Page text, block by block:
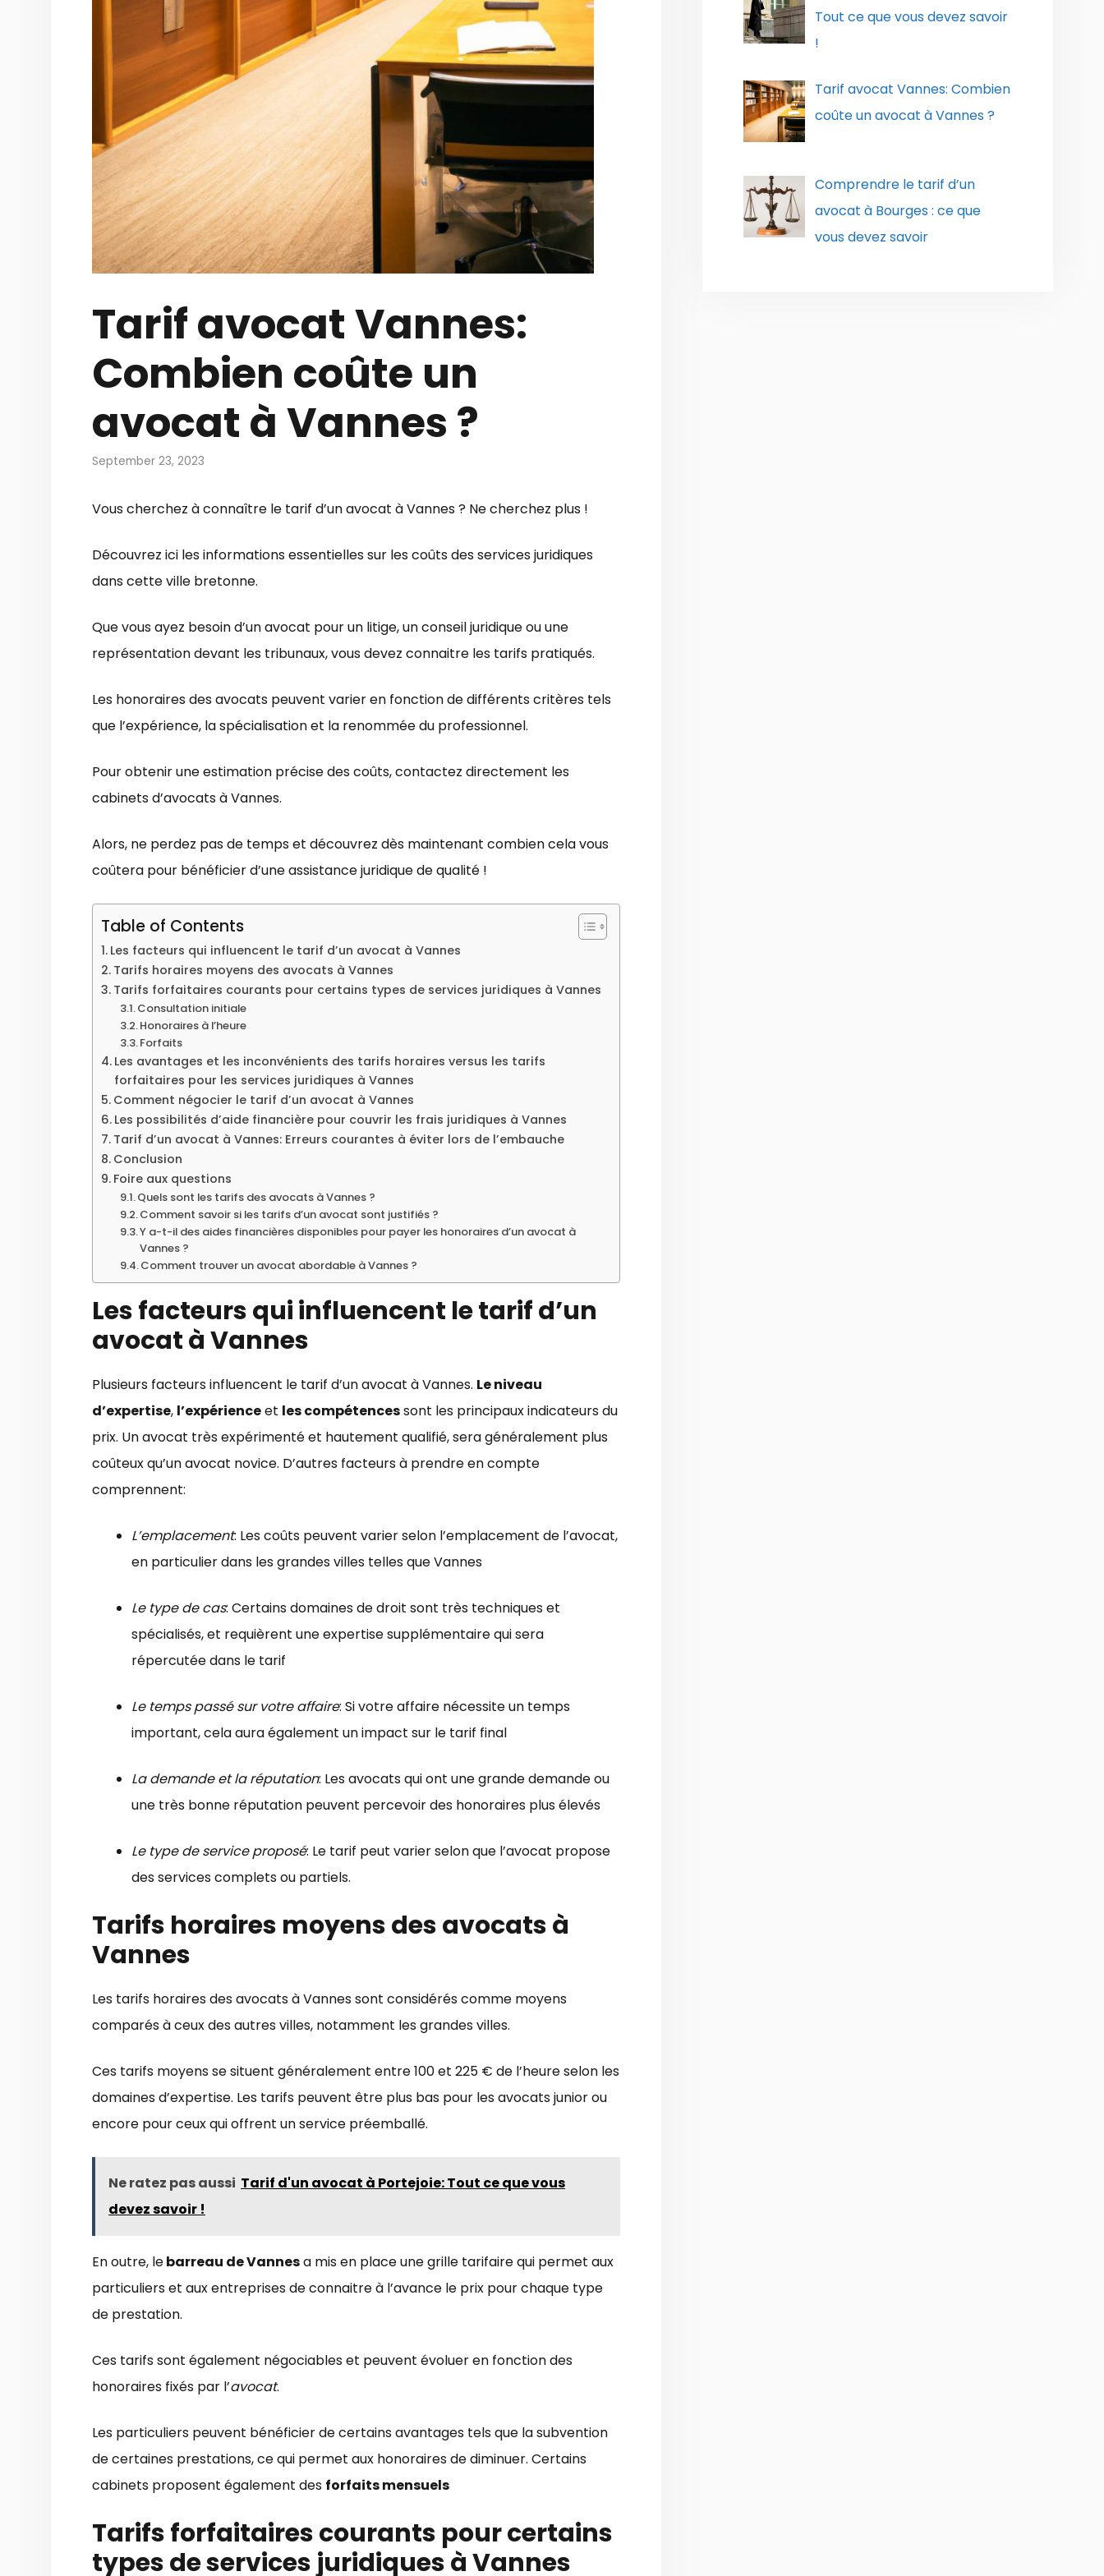
Tarif avocat Vannes:
Combien coûte un
avocat à Vannes ?
September 23, 2023
Vous cherchez à connaître le tarif d’un avocat à Vannes ? Ne cherchez plus !
Découvrez ici les informations essentielles sur les coûts des services juridiques
dans cette ville bretonne.
Que vous ayez besoin d’un avocat pour un litige, un conseil juridique ou une
représentation devant les tribunaux, vous devez connaitre les tarifs pratiqués.
Les honoraires des avocats peuvent varier en fonction de différents critères tels
que l’expérience, la spécialisation et la renommée du professionnel.
Pour obtenir une estimation précise des coûts, contactez directement les
cabinets d’avocats à Vannes.
Alors, ne perdez pas de temps et découvrez dès maintenant combien cela vous
coûtera pour bénéficier d’une assistance juridique de qualité !
Table of Contents
Les facteurs qui influencent le tarif d’un avocat à Vannes
Tarifs horaires moyens des avocats à Vannes
Tarifs forfaitaires courants pour certains types de services juridiques à Vannes
Consultation initiale
Honoraires à l’heure
Forfaits
Les avantages et les inconvénients des tarifs horaires versus les tarifs
forfaitaires pour les services juridiques à Vannes
Comment négocier le tarif d’un avocat à Vannes
Les possibilités d’aide financière pour couvrir les frais juridiques à Vannes
Tarif d’un avocat à Vannes: Erreurs courantes à éviter lors de l’embauche
Conclusion
Foire aux questions
Quels sont les tarifs des avocats à Vannes ?
Comment savoir si les tarifs d’un avocat sont justifiés ?
Y a-t-il des aides financières disponibles pour payer les honoraires d’un avocat à
Vannes ?
Comment trouver un avocat abordable à Vannes ?
Les facteurs qui influencent le tarif d’un
avocat à Vannes
Plusieurs facteurs influencent le tarif d’un avocat à Vannes. Le niveau
d’expertise, l’expérienceet les compétencessont les principaux indicateurs du
prix. Un avocat très expérimenté et hautement qualifié, sera généralement plus
coûteux qu’un avocat novice. D’autres facteurs à prendre en compte
comprennent:
L’emplacement: Les coûts peuvent varier selon l’emplacement de l’avocat,
en particulier dans les grandes villes telles que Vannes
Le type de cas: Certains domaines de droit sont très techniques et
spécialisés, et requièrent une expertise supplémentaire qui sera
répercutée dans le tarif
Le temps passé sur votre affaire: Si votre affaire nécessite un temps
important, cela aura également un impact sur le tarif final
La demande et la réputation: Les avocats qui ont une grande demande ou
une très bonne réputation peuvent percevoir des honoraires plus élevés
Le type de service proposé: Le tarif peut varier selon que l’avocat propose
des services complets ou partiels.
Tarifs horaires moyens des avocats à
Vannes
Les tarifs horaires des avocats à Vannes sont considérés comme moyens
comparés à ceux des autres villes, notamment les grandes villes.
Ces tarifs moyens se situent généralement entre 100 et 225 € de l’heure selon les
domaines d’expertise. Les tarifs peuvent être plus bas pour les avocats junior ou
encore pour ceux qui offrent un service préemballé.
Ne ratez pas aussi Tarif d'un avocat à Portejoie: Tout ce que vous
devez savoir !
En outre, lebarreau de Vannesa mis en place une grille tarifaire qui permet aux
particuliers et aux entreprises de connaitre à l’avance le prix pour chaque type
de prestation.
Ces tarifs sont également négociables et peuvent évoluer en fonction des
honoraires fixés par l’avocat.
Les particuliers peuvent bénéficier de certains avantages tels que la subvention
de certaines prestations, ce qui permet aux honoraires de diminuer. Certains
cabinets proposent également des forfaits mensuels
Tarifs forfaitaires courants pour certains
types de services juridiques à Vannes
Tout ce que vous devez savoir
!
Tarif avocat Vannes: Combien
coûte un avocat à Vannes ?
Comprendre le tarif d’un
avocat à Bourges : ce que
vous devez savoir